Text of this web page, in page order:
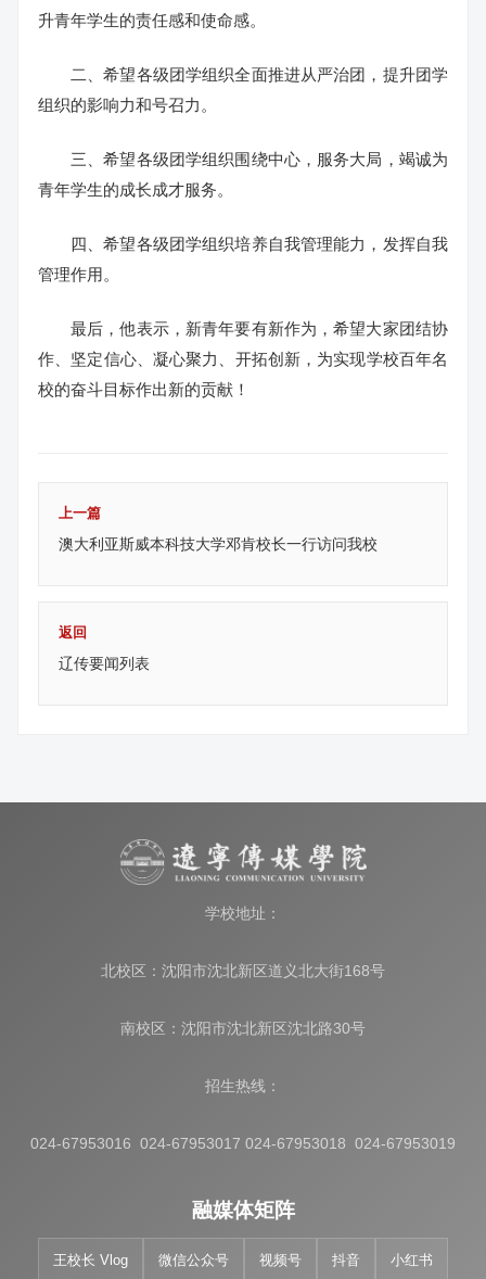
升青年学生的责任感和使命感。
二、希望各级团学组织全面推进从严治团，提升团学
组织的影响力和号召力。
三、希望各级团学组织围绕中心，服务大局，竭诚为
青年学生的成长成才服务。
四、希望各级团学组织培养自我管理能力，发挥自我
管理作用。
最后，他表示，新青年要有新作为，希望大家团结协
作、坚定信心、凝心聚力、开拓创新，为实现学校百年名
校的奋斗目标作出新的贡献！
上一篇
澳大利亚斯威本科技大学邓肯校长一行访问我校
返回
辽传要闻列表
学校地址：
北校区：沈阳市沈北新区道义北大街168号
南校区：沈阳市沈北新区沈北路30号
招生热线：
024-67953016 024-67953017 024-67953018 024-67953019
融媒体矩阵
王校长 Vlog 微信公众号 视频号 抖音 小红书